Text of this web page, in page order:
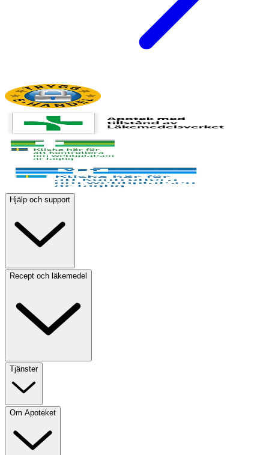
Hjälp och support
Recept och läkemedel
Tjänster
Om Apoteket